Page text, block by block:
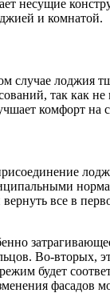
несущие
и комнатой.
лоджия
так
комфорт на
все в
Во-
будет